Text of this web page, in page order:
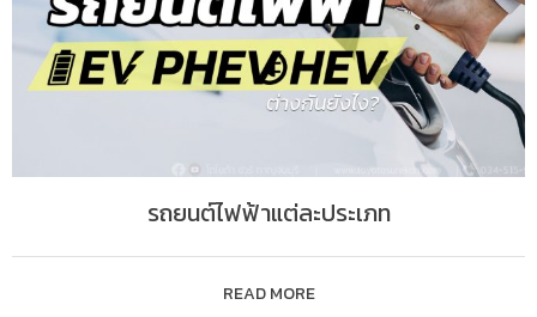
รถยนต์ไฟฟ้าแต่ละประเภท
READ MORE